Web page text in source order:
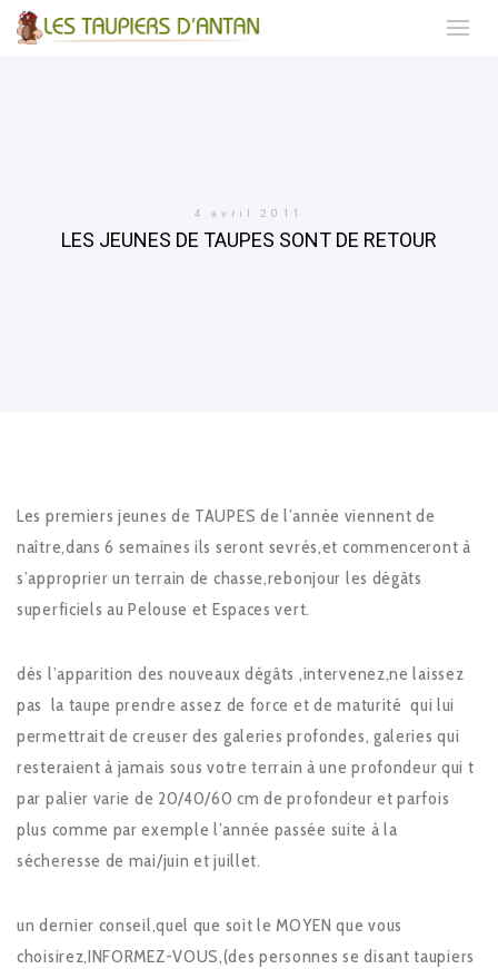
4 avril 2011
LES JEUNES DE TAUPES SONT DE RETOUR
Les premiers jeunes de TAUPES de l’année viennent de
naître,dans 6 semaines ils seront sevrés,et commenceront à
s’approprier un terrain de chasse,rebonjour les dégâts
superficiels au Pelouse et Espaces vert.
dés l’apparition des nouveaux dégâts ,intervenez,ne laissez
pas la taupe prendre assez de force et de maturité qui lui
permettrait de creuser des galeries profondes, galeries qui
resteraient à jamais sous votre terrain à une profondeur qui t
par palier varie de 20/40/60 cm de profondeur et parfois
plus comme par exemple l’année passée suite à la
sécheresse de mai/juin et juillet.
un dernier conseil,quel que soit le MOYEN que vous
choisirez,INFORMEZ-VOUS,(des personnes se disant taupiers